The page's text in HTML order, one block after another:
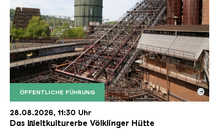
ÖFFENTLICHE FÜHRUNG
Der Erzschrägaufzug der Völklinger Hütte mit
Copyright: Weltkulturerbe Völklinger Hütte | Karl
©
28.08.2026, 11:30 Uhr
Das Weltkulturerbe Völklinger Hütte